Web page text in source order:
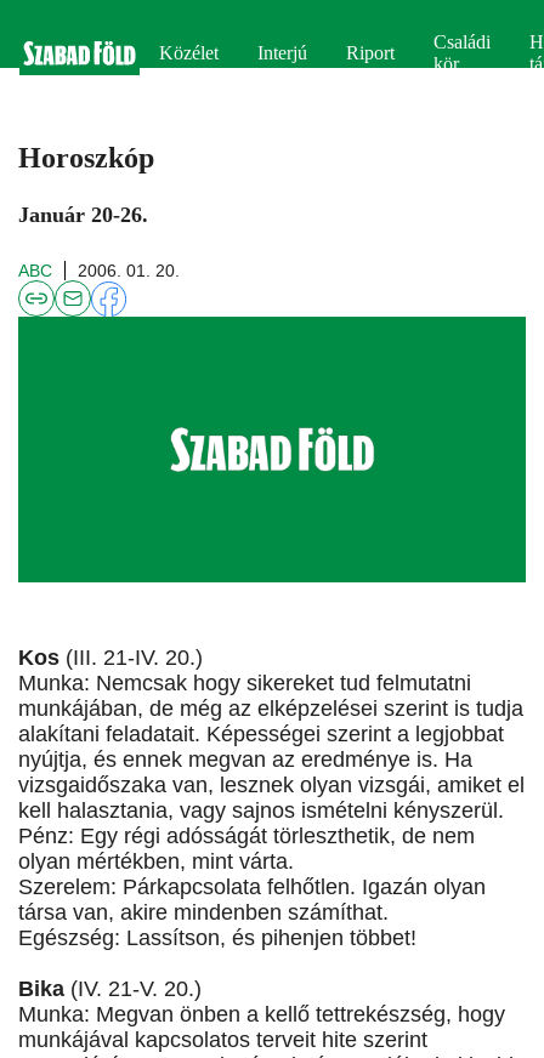
Közélet Interjú Riport
Családi
kör
Horoszkóp
Január 20-26.
ABC 2006. 01. 20.
Kos (III. 21-IV. 20.)
Munka: Nemcsak hogy sikereket tud felmutatni
munkájában, de még az elképzelései szerint is tudja
alakítani feladatait. Képességei szerint a legjobbat
nyújtja, és ennek megvan az eredménye is. Ha
vizsgaidőszaka van, lesznek olyan vizsgái, amiket el
kell halasztania, vagy sajnos ismételni kényszerül.
Pénz: Egy régi adósságát törleszthetik, de nem
olyan mértékben, mint várta.
Szerelem: Párkapcsolata felhőtlen. Igazán olyan
társa van, akire mindenben számíthat.
Egészség: Lassítson, és pihenjen többet!
Bika (IV. 21-V. 20.)
Munka: Megvan önben a kellő tettrekészség, hogy
munkájával kapcsolatos terveit hite szerint